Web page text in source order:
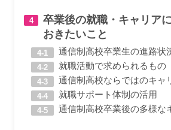
卒業後の就職・キャリア
おきたいこと
通信制高校卒業生の進路状
就職活動で求められるもの
通信制高校ならではのキャ
就職サポート体制の活用
通信制高校卒業後の多様な